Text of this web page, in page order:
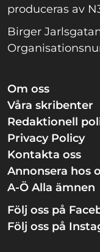
produceras av
Birger
Om oss
Våra skribenter
Redaktionell
Privacy Policy
Kontakta oss
Annonsera hos
A-Ö Alla ämnen
Följ oss på
Följ oss på